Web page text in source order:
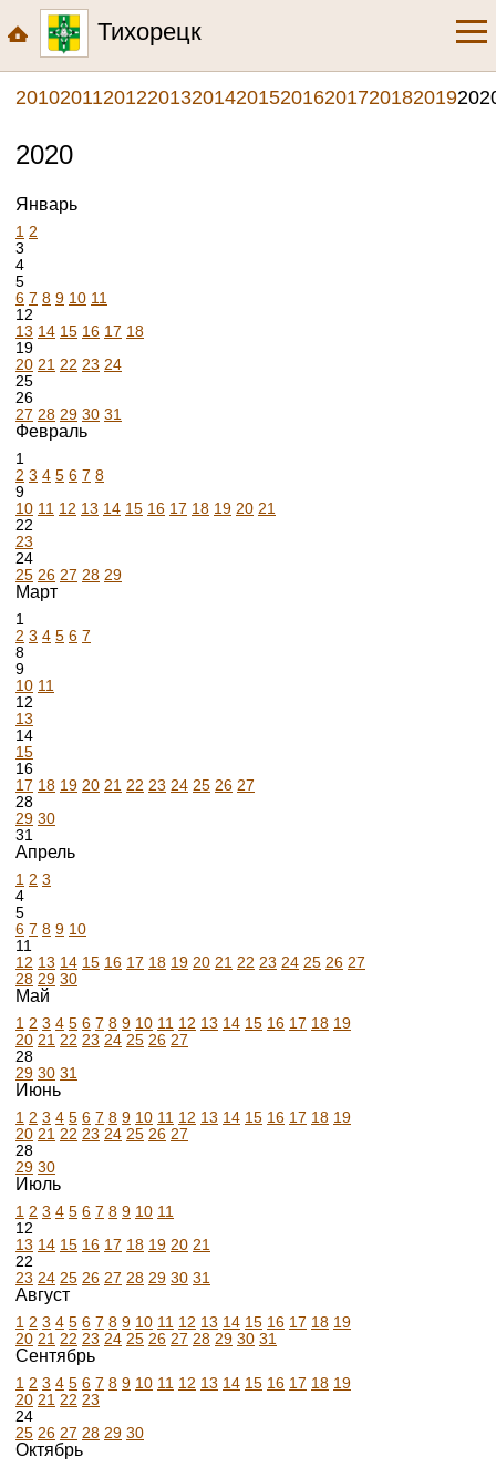
Тихорецк
2010201120122013201420152016201720182019
2020
Январь
1 2
3
4
5
6 7 8 9 10 11
12
13 14 15 16 17 18
19
20 21 22 23 24
25
26
27 28 29 30 31
Февраль
1
2 3 4 5 6 7 8
9
10 11 12 13 14 15 16 17 18 19 20 21
22
23
24
25 26 27 28 29
Март
1
2 3 4 5 6 7
8
9
10 11
12
13
14
15
16
17 18 19 20 21 22 23 24 25 26 27
28
29 30
31
Апрель
1 2 3
4
5
6 7 8 9 10
11
12 13 14 15 16 17 18 19 20 21 22 23 24 25 26 27
28 29 30
Май
1 2 3 4 5 6 7 8 9 10 11 12 13 14 15 16 17 18 19
20 21 22 23 24 25 26 27
28
29 30 31
Июнь
1 2 3 4 5 6 7 8 9 10 11 12 13 14 15 16 17 18 19
20 21 22 23 24 25 26 27
28
29 30
Июль
1 2 3 4 5 6 7 8 9 10 11
12
13 14 15 16 17 18 19 20 21
22
23 24 25 26 27 28 29 30 31
Август
1 2 3 4 5 6 7 8 9 10 11 12 13 14 15 16 17 18 19
20 21 22 23 24 25 26 27 28 29 30 31
Сентябрь
1 2 3 4 5 6 7 8 9 10 11 12 13 14 15 16 17 18 19
20 21 22 23
24
25 26 27 28 29 30
Октябрь